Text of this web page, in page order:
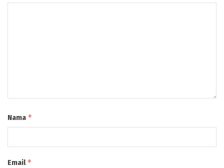
Nama *
Email*